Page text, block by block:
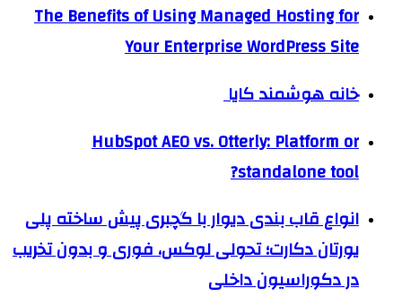
The Benefits of Using Managed Hosting for
Your Enterprise WordPress Site
خانه هوشمند کایا
HubSpot AEO vs. Otterly: Platform or
standalone tool?
انواع قاب بندی دیوار با گچبری پیش ساخته پلی
یورتان دکارت؛ تحولی لوکس، فوری و بدون تخریب
در دکوراسیون داخلی